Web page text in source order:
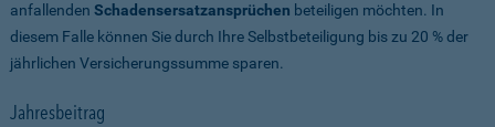
anfallenden Schadensersatzansprüchen beteiligen möchten. In
diesem Falle können Sie durch Ihre Selbstbeteiligung bis zu 20 % der
jährlichen Versicherungssumme sparen.
Jahresbeitrag